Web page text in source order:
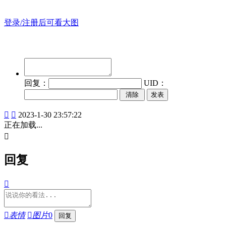
登录/注册后可看大图
回复： UID：
发表
  2023-1-30 23:57:22
正在加载...

回复

表情 图片0